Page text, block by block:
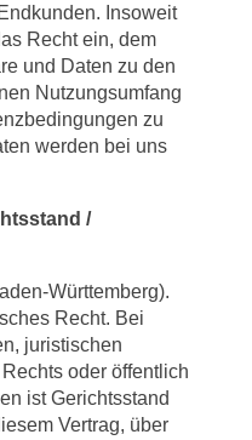
Insoweit
Recht ein, dem
und Daten zu den
Nutzungsumfang
zu
werden bei uns
/
Württemberg).
Recht. Bei
juristischen
oder öffentlich
ist Gerichtsstand
Vertrag, über